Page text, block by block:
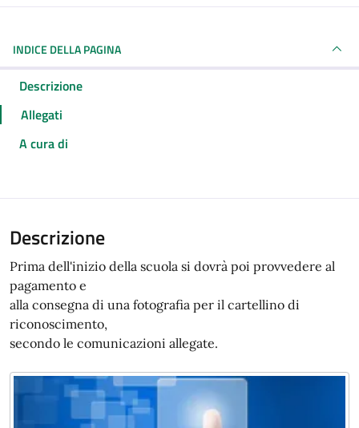
INDICE DELLA PAGINA
Descrizione
Allegati
A cura di
Descrizione
Prima dell'inizio della scuola si dovrà poi provvedere al
pagamento e
alla consegna di una fotografia per il cartellino di
riconoscimento,
secondo le comunicazioni allegate.